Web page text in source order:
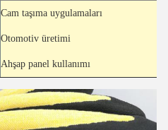
Cam taşıma uygulamaları
Otomotiv üretimi
Ahşap panel kullanımı